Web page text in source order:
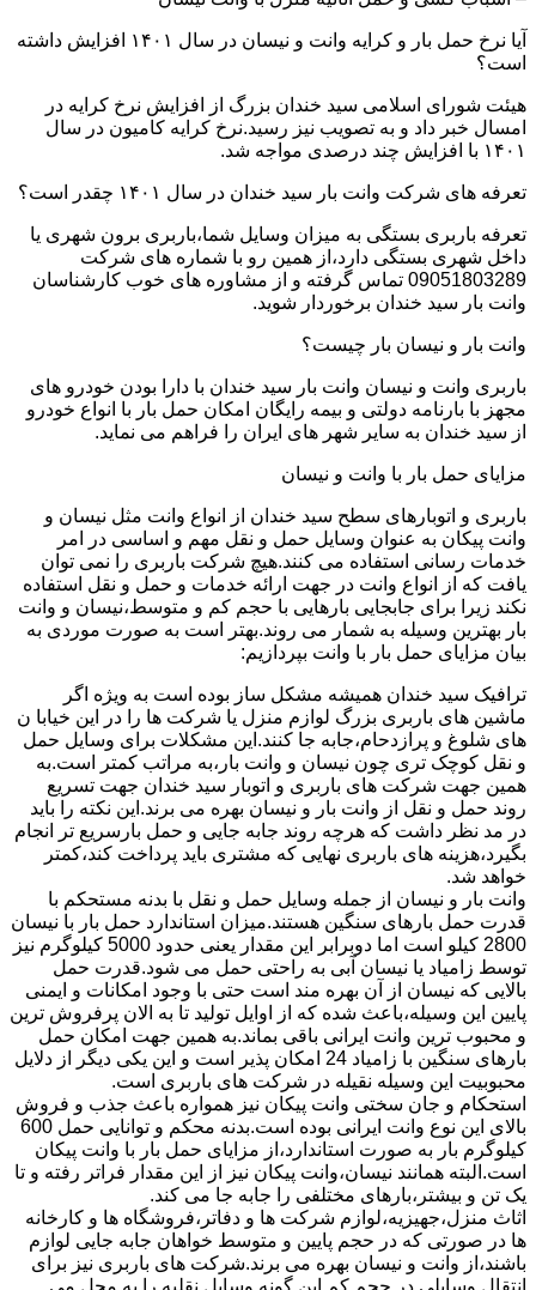
آیا نرخ حمل بار و کرایه وانت و نیسان در سال ۱۴۰۱ افزایش داشته
است؟
هیئت شورای اسلامی سید خندان بزرگ از افزایش نرخ کرایه در
امسال خبر داد و به تصویب نیز رسید.نرخ کرایه کامیون در سال
۱۴۰۱ با افزایش چند درصدی مواجه شد.
تعرفه های شرکت وانت بار سید خندان در سال ۱۴۰۱ چقدر است؟
تعرفه باربری بستگی به میزان وسایل شما،باربری برون شهری یا
داخل شهری بستگی دارد،از همین رو با شماره های شرکت
09051803289 تماس گرفته و از مشاوره های خوب کارشناسان
وانت بار سید خندان برخوردار شوید.
وانت بار و نیسان بار چیست؟
باربری وانت و نیسان وانت بار سید خندان با دارا بودن خودرو های
مجهز با بارنامه دولتی و بیمه رایگان امکان حمل بار با انواع خودرو
از سید خندان به سایر شهر های ایران را فراهم می نماید.
مزایای حمل بار با وانت و نیسان
باربری و اتوبارهای سطح سید خندان از انواع وانت مثل نیسان و
وانت پیکان به عنوان وسایل حمل و نقل مهم و اساسی در امر
خدمات رسانی استفاده می کنند.هیچ شرکت باربری را نمی توان
یافت که از انواع وانت در جهت ارائه خدمات و حمل و نقل استفاده
نکند زیرا برای جابجایی بارهایی با حجم کم و متوسط،نیسان و وانت
بار بهترین وسیله به شمار می روند.بهتر است به صورت موردی به
بیان مزایای حمل بار با وانت بپردازیم:
ترافیک سید خندان همیشه مشکل ساز بوده است به ویژه اگر
ماشین های باربری بزرگ لوازم منزل یا شرکت ها را در این خیابا ن
های شلوغ و پرازدحام،جابه جا کنند.این مشکلات برای وسایل حمل
و نقل کوچک تری چون نیسان و وانت بار،به مراتب کمتر است.به
همین جهت شرکت های باربری و اتوبار سید خندان جهت تسریع
روند حمل و نقل از وانت بار و نیسان بهره می برند.این نکته را باید
در مد نظر داشت که هرچه روند جابه جایی و حمل بارسریع تر انجام
بگیرد،هزینه های باربری نهایی که مشتری باید پرداخت کند،کمتر
خواهد شد.
وانت بار و نیسان از جمله وسایل حمل و نقل با بدنه مستحکم با
قدرت حمل بارهای سنگین هستند.میزان استاندارد حمل بار با نیسان
2800 کیلو است اما دوبرابر این مقدار یعنی حدود 5000 کیلوگرم نیز
توسط زامیاد یا نیسان آبی به راحتی حمل می شود.قدرت حمل
بالایی که نیسان از آن بهره مند است حتی با وجود امکانات و ایمنی
پایین این وسیله،باعث شده که از اوایل تولید تا به الان پرفروش ترین
و محبوب ترین وانت ایرانی باقی بماند.به همین جهت امکان حمل
بارهای سنگین با زامیاد 24 امکان پذیر است و این یکی دیگر از دلایل
محبوبیت این وسیله نقیله در شرکت های باربری است.
استحکام و جان سختی وانت پیکان نیز همواره باعث جذب و فروش
بالای این نوع وانت ایرانی بوده است.بدنه محکم و توانایی حمل 600
کیلوگرم بار به صورت استاندارد،از مزایای حمل بار با وانت پیکان
است.البته همانند نیسان،وانت پیکان نیز از این مقدار فراتر رفته و تا
یک تن و بیشتر،بارهای مختلفی را جابه جا می کند.
اثاث منزل،جهیزیه،لوازم شرکت ها و دفاتر،فروشگاه ها و کارخانه
ها در صورتی که در حجم پایین و متوسط خواهان جابه جایی لوازم
باشند،از وانت و نیسان بهره می برند.شرکت های باربری نیز برای
انتقال وسایلی در حجم کم این گونه وسایل نقلیه را به محل می